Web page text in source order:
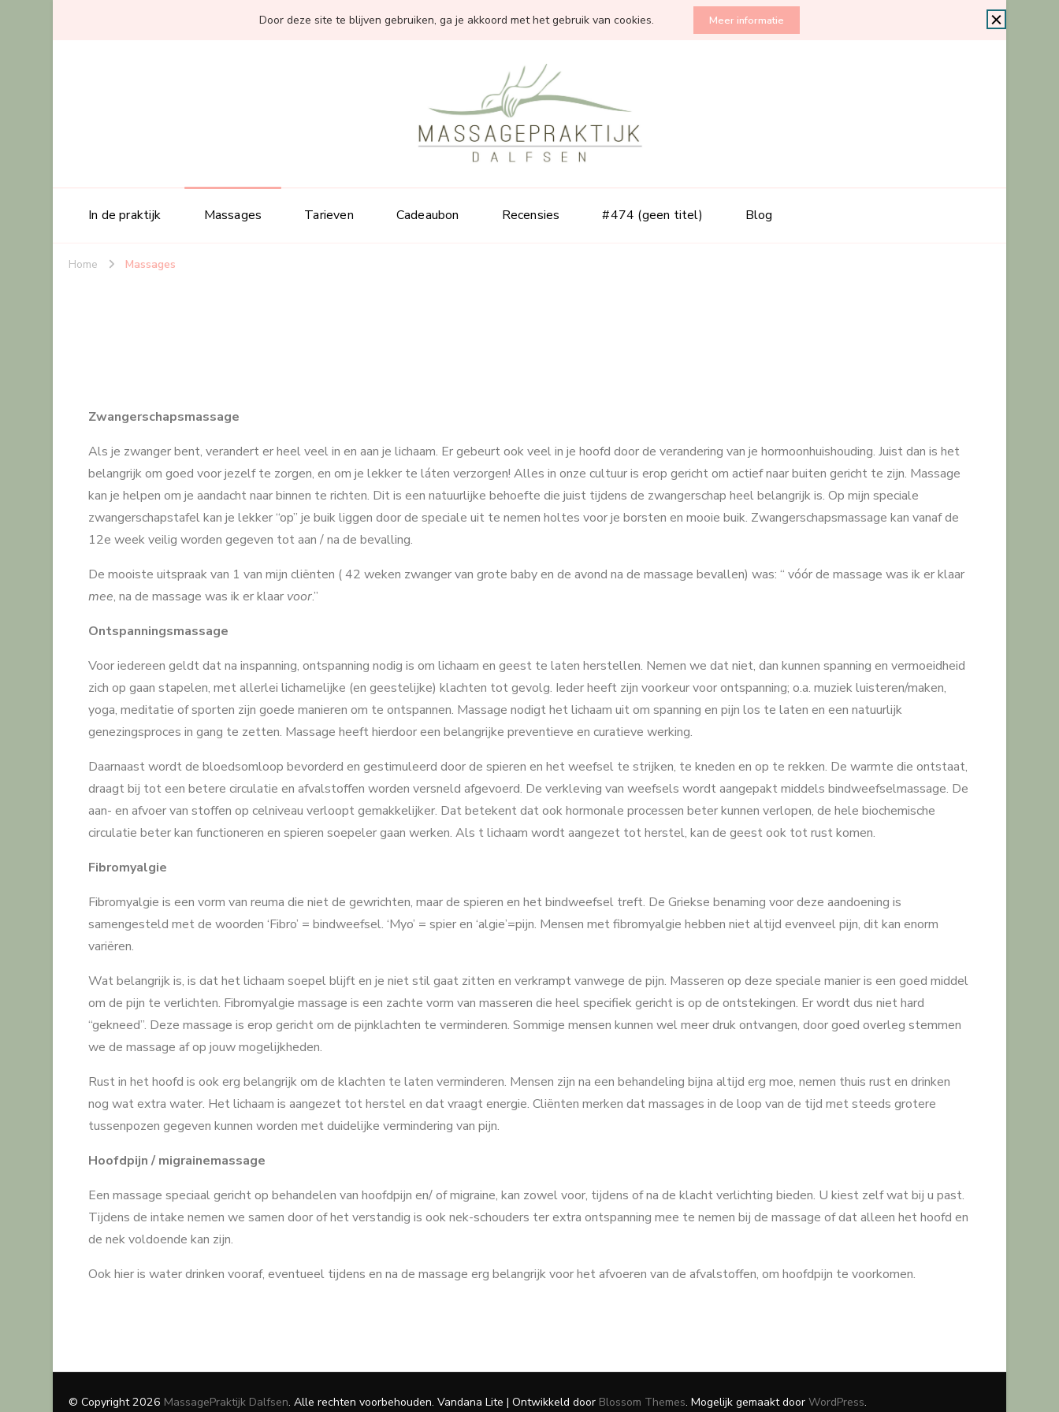
Door deze site te blijven gebruiken, ga je akkoord met het gebruik van cookies. Meer informatie
MassagePraktijk Dalfsen
In de praktijk Massages Tarieven Cadeaubon Recensies #474 (geen titel) Blog
Home Massages
Zwangerschapsmassage
Als je zwanger bent, verandert er heel veel in en aan je lichaam. Er gebeurt ook veel in je hoofd door de verandering van je hormoonhuishouding. Juist dan is het
belangrijk om goed voor jezelf te zorgen, en om je lekker te láten verzorgen! Alles in onze cultuur is erop gericht om actief naar buiten gericht te zijn. Massage
kan je helpen om je aandacht naar binnen te richten. Dit is een natuurlijke behoefte die juist tijdens de zwangerschap heel belangrijk is. Op mijn speciale
zwangerschapstafel kan je lekker “op” je buik liggen door de speciale uit te nemen holtes voor je borsten en mooie buik. Zwangerschapsmassage kan vanaf de
12e week veilig worden gegeven tot aan / na de bevalling.
De mooiste uitspraak van 1 van mijn cliënten ( 42 weken zwanger van grote baby en de avond na de massage bevallen) was: “ vóór de massage was ik er klaar
mee, na de massage was ik er klaar voor.”
Ontspanningsmassage
Voor iedereen geldt dat na inspanning, ontspanning nodig is om lichaam en geest te laten herstellen. Nemen we dat niet, dan kunnen spanning en vermoeidheid
zich op gaan stapelen, met allerlei lichamelijke (en geestelijke) klachten tot gevolg. Ieder heeft zijn voorkeur voor ontspanning; o.a. muziek luisteren/maken,
yoga, meditatie of sporten zijn goede manieren om te ontspannen. Massage nodigt het lichaam uit om spanning en pijn los te laten en een natuurlijk
genezingsproces in gang te zetten. Massage heeft hierdoor een belangrijke preventieve en curatieve werking.
Daarnaast wordt de bloedsomloop bevorderd en gestimuleerd door de spieren en het weefsel te strijken, te kneden en op te rekken. De warmte die ontstaat,
draagt bij tot een betere circulatie en afvalstoffen worden versneld afgevoerd. De verkleving van weefsels wordt aangepakt middels bindweefselmassage. De
aan- en afvoer van stoffen op celniveau verloopt gemakkelijker. Dat betekent dat ook hormonale processen beter kunnen verlopen, de hele biochemische
circulatie beter kan functioneren en spieren soepeler gaan werken. Als t lichaam wordt aangezet tot herstel, kan de geest ook tot rust komen.
Fibromyalgie
Fibromyalgie is een vorm van reuma die niet de gewrichten, maar de spieren en het bindweefsel treft. De Griekse benaming voor deze aandoening is
samengesteld met de woorden ‘Fibro’ = bindweefsel. ‘Myo’ = spier en ‘algie’=pijn. Mensen met fibromyalgie hebben niet altijd evenveel pijn, dit kan enorm
variëren.
Wat belangrijk is, is dat het lichaam soepel blijft en je niet stil gaat zitten en verkrampt vanwege de pijn. Masseren op deze speciale manier is een goed middel
om de pijn te verlichten. Fibromyalgie massage is een zachte vorm van masseren die heel specifiek gericht is op de ontstekingen. Er wordt dus niet hard
“gekneed”. Deze massage is erop gericht om de pijnklachten te verminderen. Sommige mensen kunnen wel meer druk ontvangen, door goed overleg stemmen
we de massage af op jouw mogelijkheden.
Rust in het hoofd is ook erg belangrijk om de klachten te laten verminderen. Mensen zijn na een behandeling bijna altijd erg moe, nemen thuis rust en drinken
nog wat extra water. Het lichaam is aangezet tot herstel en dat vraagt energie. Cliënten merken dat massages in de loop van de tijd met steeds grotere
tussenpozen gegeven kunnen worden met duidelijke vermindering van pijn.
Hoofdpijn / migrainemassage
Een massage speciaal gericht op behandelen van hoofdpijn en/ of migraine, kan zowel voor, tijdens of na de klacht verlichting bieden. U kiest zelf wat bij u past.
Tijdens de intake nemen we samen door of het verstandig is ook nek-schouders ter extra ontspanning mee te nemen bij de massage of dat alleen het hoofd en
de nek voldoende kan zijn.
Ook hier is water drinken vooraf, eventueel tijdens en na de massage erg belangrijk voor het afvoeren van de afvalstoffen, om hoofdpijn te voorkomen.
© Copyright 2026 MassagePraktijk Dalfsen. Alle rechten voorbehouden. Vandana Lite | Ontwikkeld door Blossom Themes. Mogelijk gemaakt door WordPress.